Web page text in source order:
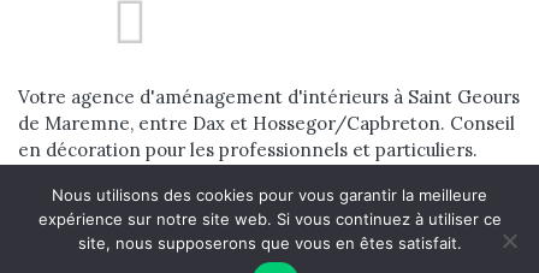
Votre agence d'aménagement d'intérieurs à Saint Geours
de Maremne, entre Dax et Hossegor/Capbreton. Conseil
en décoration pour les professionnels et particuliers.
© 2024 Dehens Aménagement d’Intérieur. tous droits réservés. |
RéalisationNouveausoft.com
Nous utilisons des cookies pour vous garantir la meilleure
expérience sur notre site web. Si vous continuez à utiliser ce
site, nous supposerons que vous en êtes satisfait.